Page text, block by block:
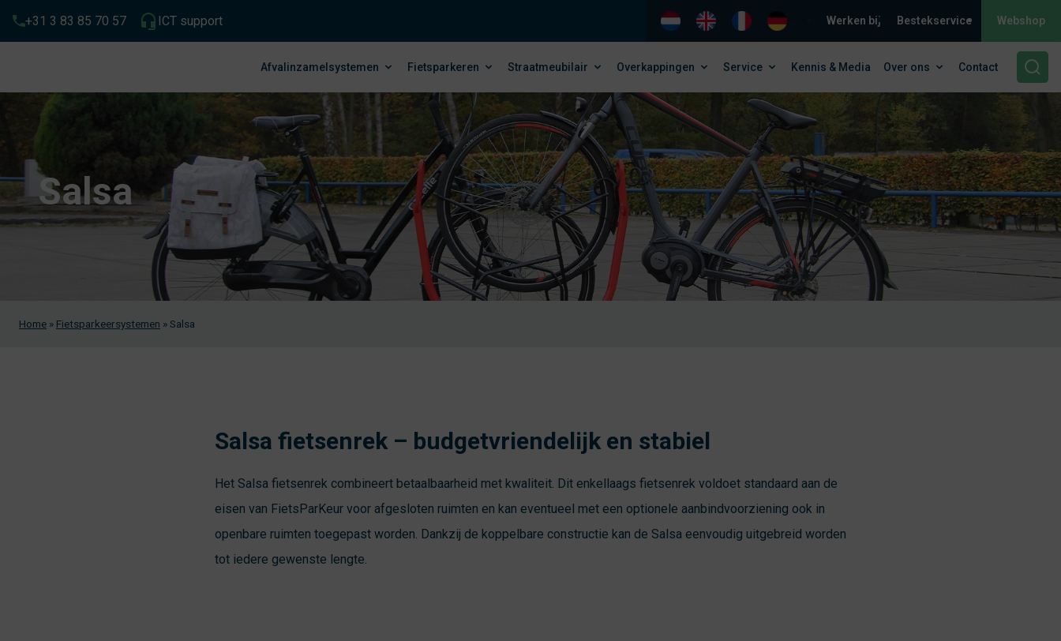
+31 3 83 85 70 57 ICT support Werken bij Bestekservice Webshop
Afvalinzamelsystemen Fietsparkeren Straatmeubilair Overkappingen Service Kennis & Media Over ons Contact
Salsa
Home » Fietsparkeersystemen »Salsa
Salsa fietsenrek – budgetvriendelijk en stabiel
Het Salsa fietsenrek combineert betaalbaarheid met kwaliteit. Dit enkellaags fietsenrek voldoet standaard aan de
eisen van FietsParKeur voor afgesloten ruimten en kan eventueel met een optionele aanbindvoorziening ook in
openbare ruimten toegepast worden. Dankzij de koppelbare constructie kan de Salsa eenvoudig uitgebreid worden
tot iedere gewenste lengte.